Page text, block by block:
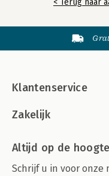
< Terug naar
Klantenservice
Zakelijk
Altijd op de hoogte
Schrijf u in voor